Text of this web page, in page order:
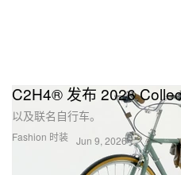
Fashion 时装
C2H4® 发布 2026
以及联名自行车。
Jun 9, 2026